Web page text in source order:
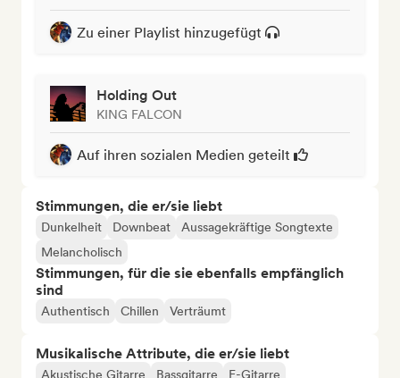
Zu einer Playlist hinzugefügt
Holding Out
KING FALCON
Auf ihren sozialen Medien geteilt
Stimmungen, die er/sie liebt
Dunkelheit Downbeat
Aussagekräftige Songtexte
Melancholisch
Stimmungen, für die sie ebenfalls empfänglich
sind
Authentisch Chillen Verträumt
Musikalische Attribute, die er/sie liebt
Akustische Gitarre Bassgitarre E-Gitarre